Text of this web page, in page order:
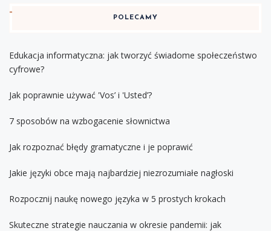
POLECAMY
Edukacja informatyczna: jak tworzyć świadome społeczeństwo
cyfrowe?
Jak poprawnie używać 'Vos’ i 'Usted’?
7 sposobów na wzbogacenie słownictwa
Jak rozpoznać błędy gramatyczne i je poprawić
Jakie języki obce mają najbardziej niezrozumiałe nagłoski
Rozpocznij naukę nowego języka w 5 prostych krokach
Skuteczne strategie nauczania w okresie pandemii: jak